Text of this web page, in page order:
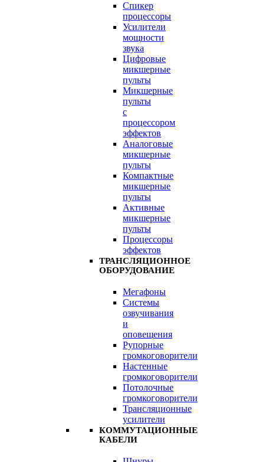
Спикер
процессоры
Усилители
мощности
звука
Цифровые
микшерные
пульты
Микшерные
пульты
с
процессором
эффектов
Аналоговые
микшерные
пульты
Компактные
микшерные
пульты
Активные
микшерные
пульты
Процессоры
эффектов
ТРАНСЛЯЦИОННОЕ
ОБОРУДОВАНИЕ
Мегафоны
Системы
озвучивания
и
оповещения
Рупорные
громкоговорители
Настенные
громкоговорители
Потолочные
громкоговорители
Трансляционные
усилители
КОММУТАЦИОННЫЕ
КАБЕЛИ